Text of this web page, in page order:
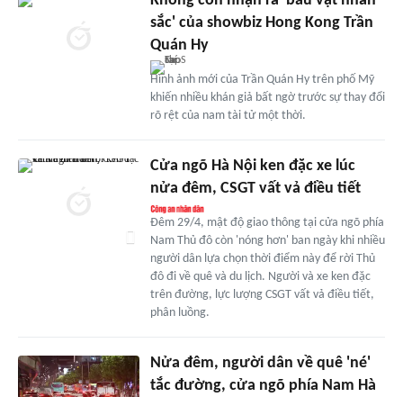
sắc' của showbiz Hong Kong Trần
Quán Hy
Hình ảnh mới của Trần Quán Hy trên phố Mỹ
khiến nhiều khán giả bất ngờ trước sự thay đổi
rõ rệt của nam tài tử một thời.
Cửa ngõ Hà Nội ken đặc xe lúc
nửa đêm, CSGT vất vả điều tiết
Đêm 29/4, mật độ giao thông tại cửa ngõ phía
Nam Thủ đô còn 'nóng hơn' ban ngày khi nhiều
người dân lựa chọn thời điểm này để rời Thủ
đô đi về quê và du lịch. Người và xe ken đặc
trên đường, lực lượng CSGT vất vả điều tiết,
phân luồng.
Nửa đêm, người dân về quê 'né'
tắc đường, cửa ngõ phía Nam Hà